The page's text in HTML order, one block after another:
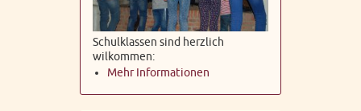
Schulklassen sind herzlich
wilkommen:
Mehr Informationen